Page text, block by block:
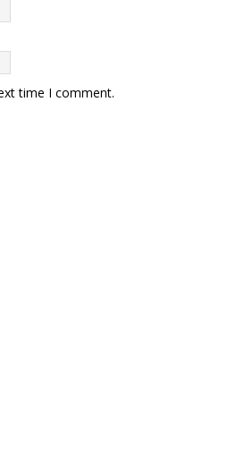
time I comment.